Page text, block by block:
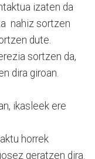
izaten da
nahiz sortzen
dute.
sortzen da,
dira giroan.
ikasleek ere
horrek
geratzen dira.